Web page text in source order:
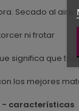
Secado al aire
ni frotar
significa que
los mejores
- características